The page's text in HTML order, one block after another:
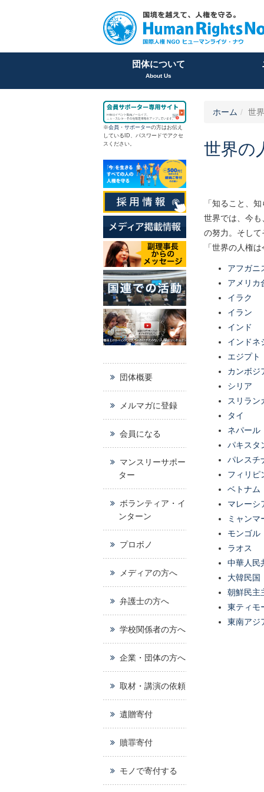
団体について
About Us
ホーム 世
世界の
「知ること、
世界では、今
の努力。そし
「世界の人権
アフガニ
アメリカ
イラク
イラン
インド
インドネ
エジプト
カンボジ
シリア
スリラン
タイ
ネパール
パキスタ
パレスチ
フィリピ
ベトナム
マレーシ
ミャンマ
モンゴル
ラオス
中華人民
大韓民国
朝鮮民主
東ティモ
東南アジ
※会員 ・ サポーターの方はお伝え
しているID、パスワードでアクセ
スください。
団体概要
メルマガに登録
会員になる
マンスリーサポー
ター
ボランティア・イ
ンターン
プロボノ
メディアの方へ
弁護士の方へ
学校関係者の方へ
企業・団体の方へ
取材・講演の依頼
遺贈寄付
贖罪寄付
モノで寄付する